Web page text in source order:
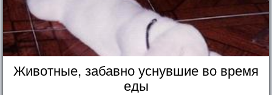
Животные, забавно уснувшие во время
еды